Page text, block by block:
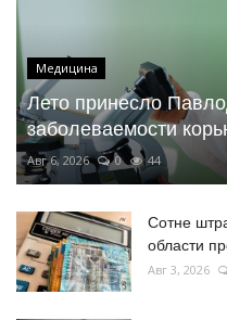
Медицина
Лето принесло
заболеваемости
Авг 6, 2026 0 44
Сотне
области
Авг 3, 2026